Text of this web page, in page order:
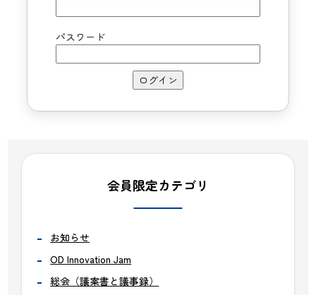
パスワード
会員限定カテゴリ
お知らせ
OD Innovation Jam
総会（議案書と議事録）